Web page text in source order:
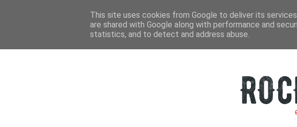
This site uses cookies from Google to deliver its
are shared with Google along with performance and
statistics, and to detect and address abuse.